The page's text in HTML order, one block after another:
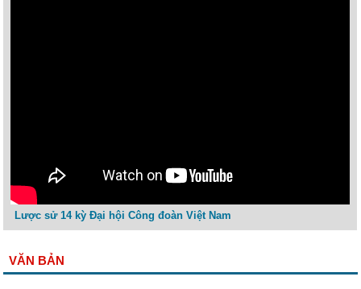
Lược sử 14 kỳ Đại hội Công đoàn Việt Nam
VĂN BẢN